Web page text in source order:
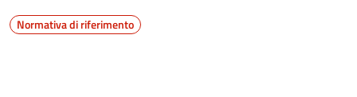
Normativa di riferimento